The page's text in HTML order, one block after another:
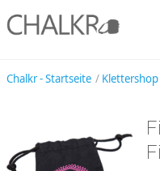
Chalkr - Startseite Klettershop